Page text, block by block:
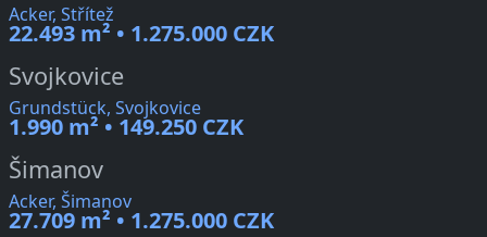
Acker, Střítež
22.493 m² • 1.275.000 CZK
Svojkovice
Grundstück, Svojkovice
1.990 m² • 149.250 CZK
Šimanov
Acker, Šimanov
27.709 m² • 1.275.000 CZK